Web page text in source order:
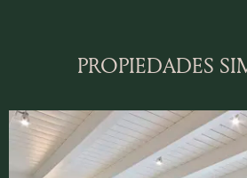
PROPIEDADES